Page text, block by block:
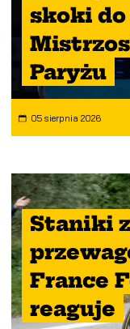
skoki
Paryżu
05 sierpnia 2026
Staniki
France
reaguje